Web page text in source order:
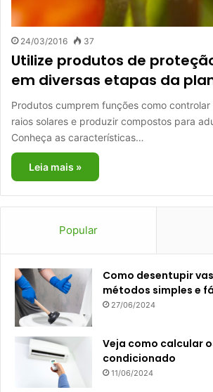
24/03/2016 37
Utilize produtos de
em diversas etapas da
Produtos cumprem funções como
raios solares e produzir compostos para
Conheça as características…
Leia mais »
Popular
Como desentupir
métodos simples e
27/06/2024
Veja como calcular
condicionado
11/06/2024